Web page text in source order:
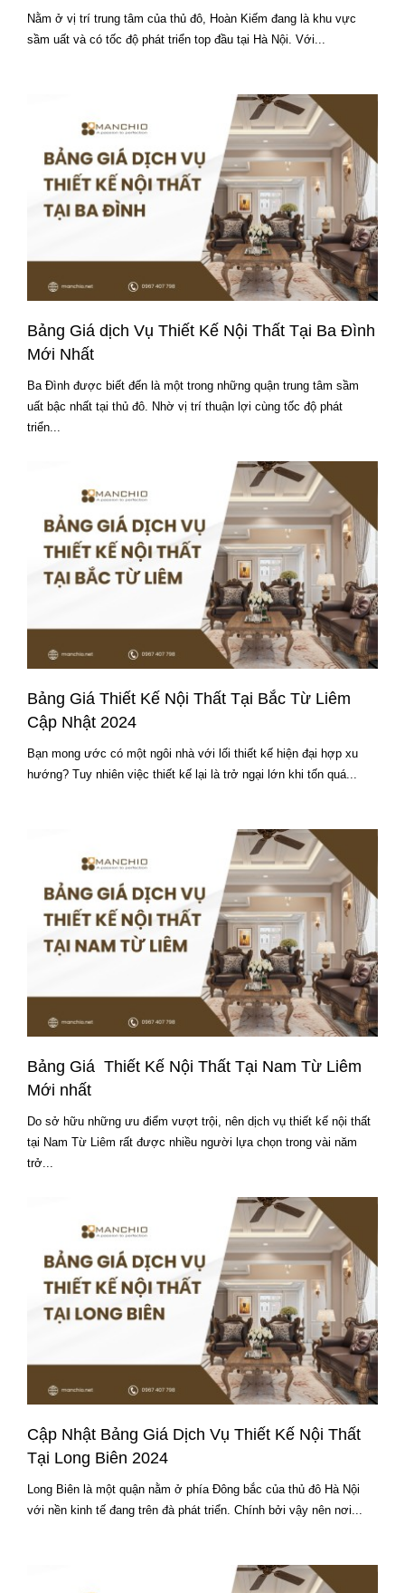
Nằm ở vị trí trung tâm của thủ đô, Hoàn Kiếm đang là khu vực
sầm uất và có tốc độ phát triển top đầu tại Hà Nội. Với...
Bảng Giá dịch Vụ Thiết Kế Nội Thất Tại Ba Đình
Mới Nhất
Ba Đình được biết đến là một trong những quận trung tâm sầm
uất bậc nhất tại thủ đô. Nhờ vị trí thuận lợi cùng tốc độ phát
triển...
Bảng Giá Thiết Kế Nội Thất Tại Bắc Từ Liêm
Cập Nhật 2024
Bạn mong ước có một ngôi nhà với lối thiết kế hiện đại hợp xu
hướng? Tuy nhiên việc thiết kế lại là trở ngại lớn khi tốn quá...
Bảng Giá Thiết Kế Nội Thất Tại Nam Từ Liêm
Mới nhất
Do sở hữu những ưu điểm vượt trội, nên dịch vụ thiết kế nội thất
tại Nam Từ Liêm rất được nhiều người lựa chọn trong vài năm
trở...
Cập Nhật Bảng Giá Dịch Vụ Thiết Kế Nội Thất
Tại Long Biên 2024
Long Biên là một quận nằm ở phía Đông bắc của thủ đô Hà Nội
với nền kinh tế đang trên đà phát triển. Chính bởi vậy nên nơi...